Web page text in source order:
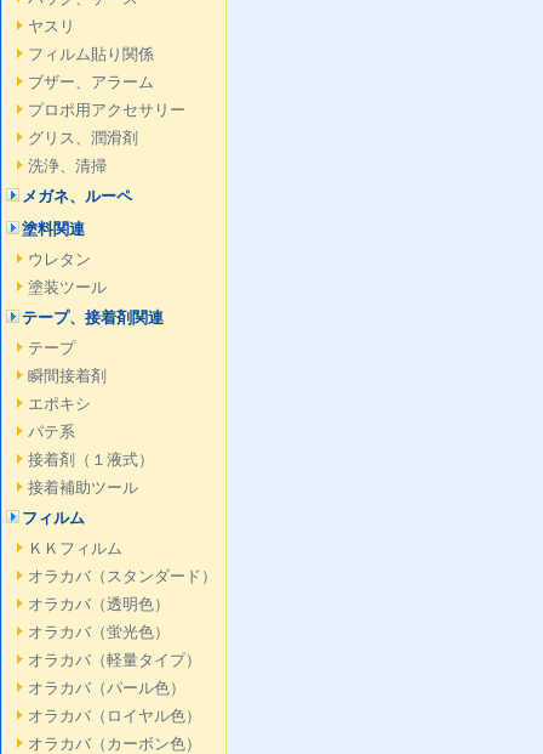
ヤスリ
フィルム貼り関係
ブザー、アラーム
プロポ用アクセサリー
グリス、潤滑剤
洗浄、清掃
メガネ、ルーペ
塗料関連
ウレタン
塗装ツール
テープ、接着剤関連
テープ
瞬間接着剤
エポキシ
パテ系
接着剤（１液式）
接着補助ツール
フィルム
ＫＫフィルム
オラカバ（スタンダード）
オラカバ（透明色）
オラカバ（蛍光色）
オラカバ（軽量タイプ）
オラカバ（パール色）
オラカバ（ロイヤル色）
オラカバ（カーボン色）